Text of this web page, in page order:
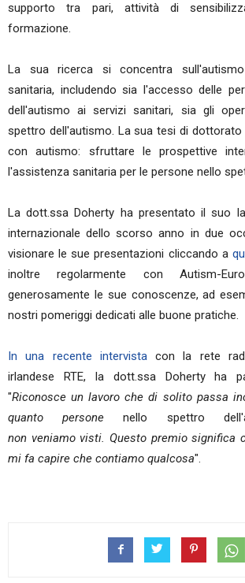
supporto tra pari, attività di
formazione.
La sua ricerca si concentra
sanitaria, includendo sia l'accesso delle
dell'autismo ai servizi sanitari, sia gli
spettro dell'autismo. La sua tesi di dottorato
con autismo: sfruttare le prospettive
l'assistenza sanitaria per le persone nello
La dott.ssa Doherty ha presentato il suo
internazionale dello scorso anno in due
visionare le sue presentazioni cliccando a
inoltre regolarmente con Autism-
generosamente le sue conoscenze, ad
nostri pomeriggi dedicati alle buone pratiche.
In una recente intervistacon la rete
irlandese RTE, la dott.ssa Doherty ha
"Riconosce un lavoro che di solito passa
quanto personenello spettro
non veniamo visti. Questo premio significa
mi fa capire che contiamo qualcosa".